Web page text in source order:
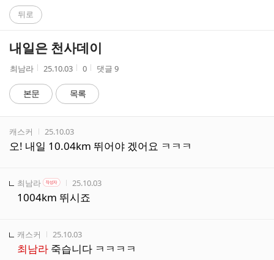
C
A
뒤로
내일은 천사데이
작
자
최남라
작
시
간
25.10.03
조
수
0 댓글 9
본문 목록
작성자
캐스커 작성시간
25.10.03
오! 내일 10.04km 뛰어야 겠어요 ㅋㅋㅋ
작성자
최남라작성자 본인 여부
작성자 작성시간
25.10.03
1004km 뛰시죠
작성자
캐스커 작성시간
25.10.03
최남라 죽습니다 ㅋㅋㅋㅋ